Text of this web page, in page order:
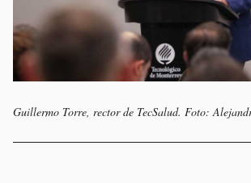
Guillermo Torre, rector de TecSalud. Foto: